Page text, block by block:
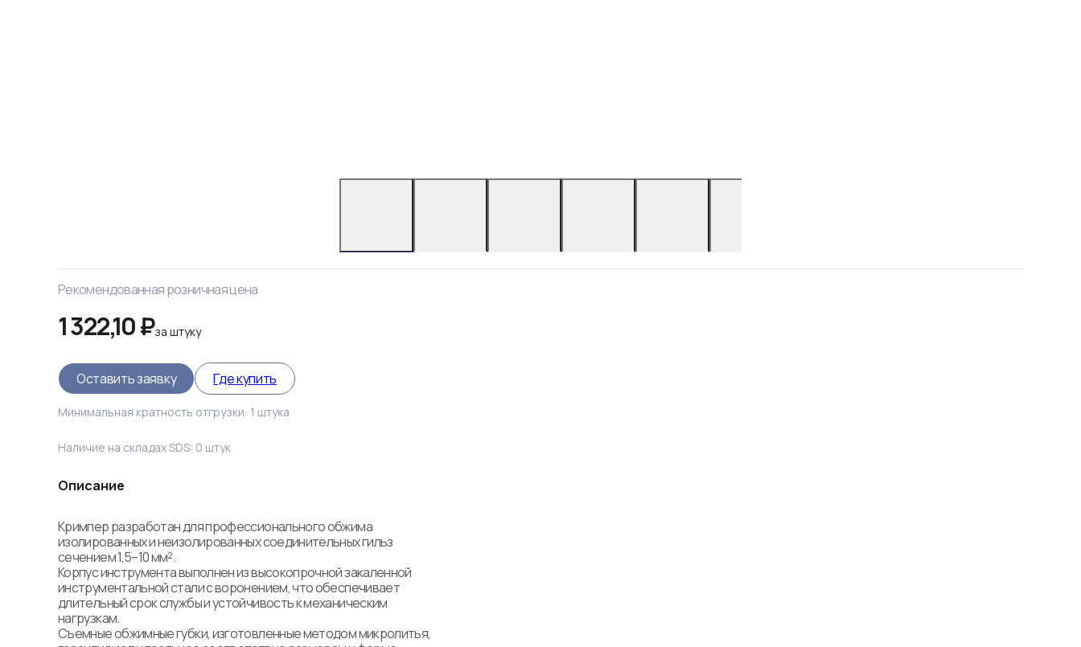
Рекомендованная розничная цена
1 322,10 ₽за штуку
Оставить заявку Где купить
Минимальная кратность отгрузки: 1 штука
Наличие на складах SDS: 0 штук
Описание
Кримпер разработан для профессионального обжима
изолированных и неизолированных соединительных гильз
сечением 1,5–10 мм².
Корпус инструмента выполнен из высокопрочной закаленной
инструментальной стали с воронением, что обеспечивает
длительный срок службы и устойчивость к механическим
нагрузкам.
Съемные обжимные губки, изготовленные методом микролитья,